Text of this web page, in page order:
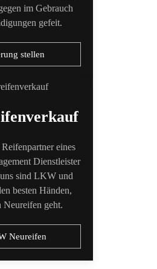
im Gebrauch
gefeit.
stellen
eines
Dienstleister
sind LKW und
besten Händen,
Neureifen geht.
Neureifen